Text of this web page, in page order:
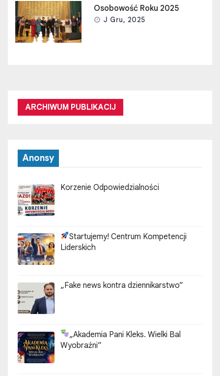
Osobowość Roku 2025
J Gru, 2025
ARCHIWUM PUBLIKACIJ
Anonsy
Korzenie Odpowiedzialności
Startujemy! Centrum Kompetencji
Liderskich
„Fake news kontra dziennikarstwo”
„Akademia Pani Kleks. Wielki Bal
Wyobraźni”